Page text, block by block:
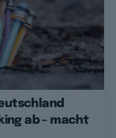
ab – macht